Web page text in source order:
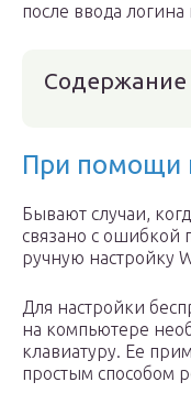
после ввода логина
Содержание
При помощи
Бывают случаи,
связано с ошибкой
ручную настройку
Для настройки
на компьютере
клавиатуру. Ее
простым способом